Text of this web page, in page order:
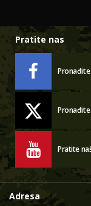
Pratite nas
Pronađite
Pronađite
Pratite
Adresa